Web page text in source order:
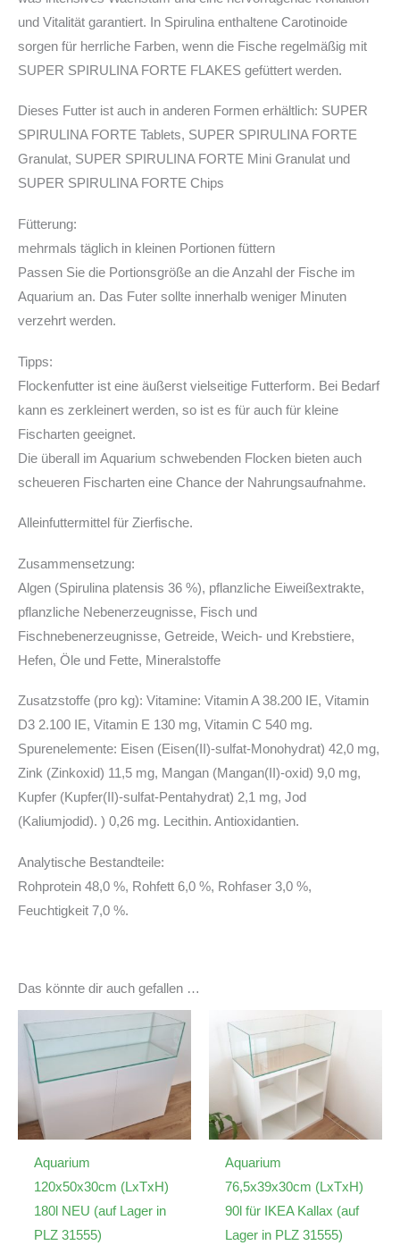
und Vitalität garantiert. In Spirulina enthaltene Carotinoide
sorgen für herrliche Farben, wenn die Fische regelmäßig mit
SUPER SPIRULINA FORTE FLAKES gefüttert werden.
Dieses Futter ist auch in anderen Formen erhältlich: SUPER
SPIRULINA FORTE Tablets, SUPER SPIRULINA FORTE
Granulat, SUPER SPIRULINA FORTE Mini Granulat und
SUPER SPIRULINA FORTE Chips
Fütterung:
mehrmals täglich in kleinen Portionen füttern
Passen Sie die Portionsgröße an die Anzahl der Fische im
Aquarium an. Das Futer sollte innerhalb weniger Minuten
verzehrt werden.
Tipps:
Flockenfutter ist eine äußerst vielseitige Futterform. Bei Bedarf
kann es zerkleinert werden, so ist es für auch für kleine
Fischarten geeignet.
Die überall im Aquarium schwebenden Flocken bieten auch
scheueren Fischarten eine Chance der Nahrungsaufnahme.
Alleinfuttermittel für Zierfische.
Zusammensetzung:
Algen (Spirulina platensis 36 %), pflanzliche Eiweißextrakte,
pflanzliche Nebenerzeugnisse, Fisch und
Fischnebenerzeugnisse, Getreide, Weich- und Krebstiere,
Hefen, Öle und Fette, Mineralstoffe
Zusatzstoffe (pro kg): Vitamine: Vitamin A 38.200 IE, Vitamin
D3 2.100 IE, Vitamin E 130 mg, Vitamin C 540 mg.
Spurenelemente: Eisen (Eisen(II)-sulfat-Monohydrat) 42,0 mg,
Zink (Zinkoxid) 11,5 mg, Mangan (Mangan(II)-oxid) 9,0 mg,
Kupfer (Kupfer(II)-sulfat-Pentahydrat) 2,1 mg, Jod
(Kaliumjodid). ) 0,26 mg. Lecithin. Antioxidantien.
Analytische Bestandteile:
Rohprotein 48,0 %, Rohfett 6,0 %, Rohfaser 3,0 %,
Feuchtigkeit 7,0 %.
Das könnte dir auch gefallen …
Aquarium
120x50x30cm (LxTxH)
180l NEU (auf Lager in
PLZ 31555)
Aquarium
76,5x39x30cm (LxTxH)
90l für IKEA Kallax (auf
Lager in PLZ 31555)